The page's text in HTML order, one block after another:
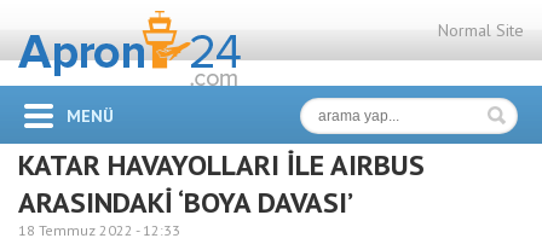
Normal Site
MENÜ
KATAR HAVAYOLLARI İLE AIRBUS
ARASINDAKİ ‘BOYA DAVASI’
18 Temmuz 2022 - 12:33